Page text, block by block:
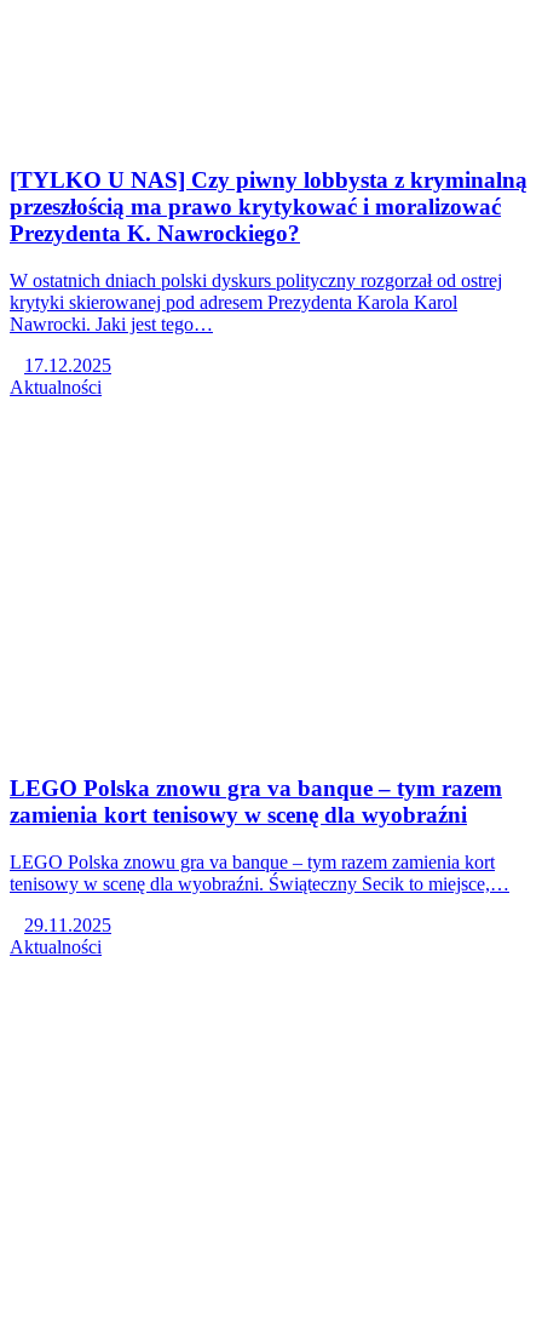
[TYLKO U NAS] Czy piwny lobbysta z kryminalną
przeszłością ma prawo krytykować i moralizować
Prezydenta K. Nawrockiego?
W ostatnich dniach polski dyskurs polityczny rozgorzał od ostrej
krytyki skierowanej pod adresem Prezydenta Karola Karol
Nawrocki. Jaki jest tego…
17.12.2025
Aktualności
LEGO Polska znowu gra va banque – tym razem
zamienia kort tenisowy w scenę dla wyobraźni
LEGO Polska znowu gra va banque – tym razem zamienia kort
tenisowy w scenę dla wyobraźni. Świąteczny Secik to miejsce,…
29.11.2025
Aktualności